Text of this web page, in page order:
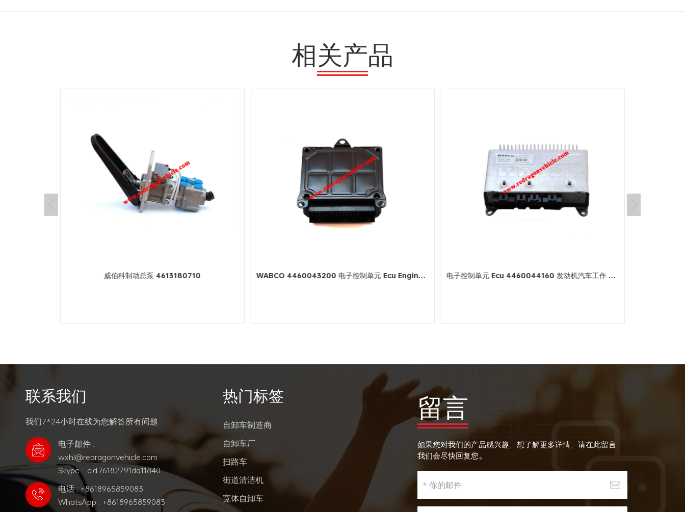
相关产品
威伯科制动总泵 4613180710 WABCO 4460043200 电子控制单元 Ecu Engine Automotive Working 电子控制单元 Ecu 4460044160 发动机汽车工作 PC 版
联系我们
我们7*24小时在线为您解答所有问题
电子邮件 :
wxhl@redragonvehicle.com
Skype : .cid.76182791da11840
电话 : +8618965859083
WhatsApp : +8618965859083
热门标签
自卸车制造商
自卸车厂
扫路车
街道清洁机
宽体自卸车
留言
如果您对我们的产品感兴趣，想了解更多详情，请在此留言，
我们会尽快回复您。